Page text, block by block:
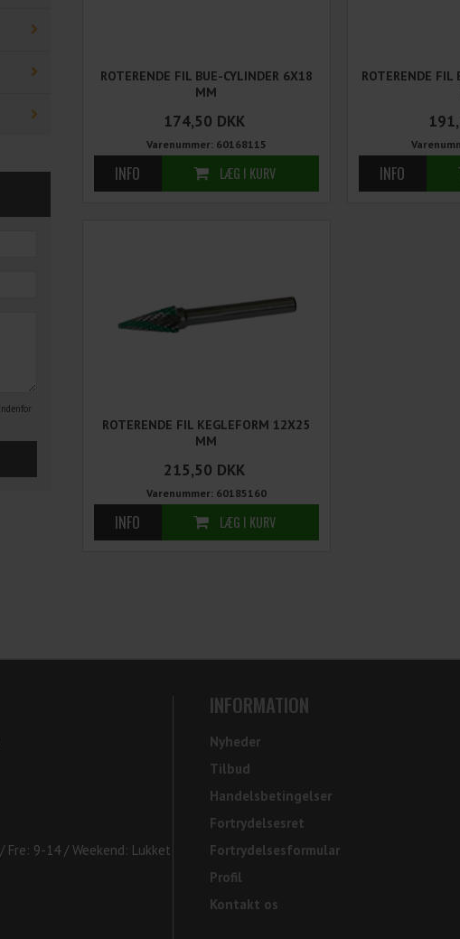
ROTERENDE FIL BUE-CYLINDER 6X18
MM
174,50 DKK
Varenummer: 60168115
ROTERENDE FIL
ROTERENDE FIL KEGLEFORM 12X25
MM
215,50 DKK
Varenummer: 60185160
9-14 / Weekend: Lukket
INFORMATION
Nyheder
Tilbud
Handelsbetingelser
Fortrydelsesret
Fortrydelsesformular
Profil
Kontakt os